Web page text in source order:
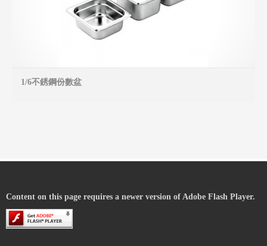
1/6不銹鋼份數盆
Content on this page requires a newer version of Adobe Flash Player.